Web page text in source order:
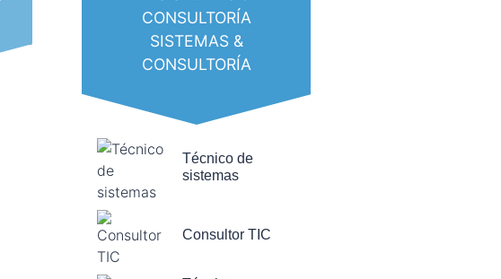
SISTEMAS &
CONSULTORÍA
Técnico de
sistemas
Consultor TIC